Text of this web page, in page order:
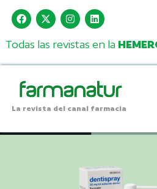
Todas las revistas en la
La revista del canal farmacia